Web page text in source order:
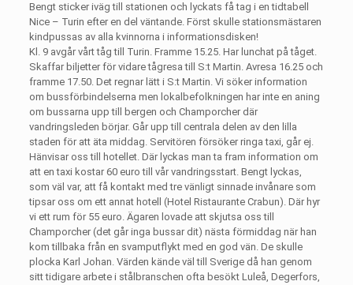
Bengt sticker iväg till stationen och lyckats få tag i en tidtabell
Nice – Turin efter en del väntande. Först skulle stationsmästaren
kindpussas av alla kvinnorna i informationsdisken!
Kl. 9 avgår vårt tåg till Turin. Framme 15.25. Har lunchat på tåget.
Skaffar biljetter för vidare tågresa till S:t Martin. Avresa 16.25 och
framme 17.50. Det regnar lätt i S:t Martin. Vi söker information
om bussförbindelserna men lokalbefolkningen har inte en aning
om bussarna upp till bergen och Champorcher där
vandringsleden börjar. Går upp till centrala delen av den lilla
staden för att äta middag. Servitören försöker ringa taxi, går ej.
Hänvisar oss till hotellet. Där lyckas man ta fram information om
att en taxi kostar 60 euro till vår vandringsstart. Bengt lyckas,
som väl var, att få kontakt med tre vänligt sinnade invånare som
tipsar oss om ett annat hotell (Hotel Ristaurante Crabun). Där hyr
vi ett rum för 55 euro. Ägaren lovade att skjutsa oss till
Champorcher (det går inga bussar dit) nästa förmiddag när han
kom tillbaka från en svamputflykt med en god vän. De skulle
plocka Karl Johan. Värden kände väl till Sverige då han genom
sitt tidigare arbete i stålbranschen ofta besökt Luleå, Degerfors,